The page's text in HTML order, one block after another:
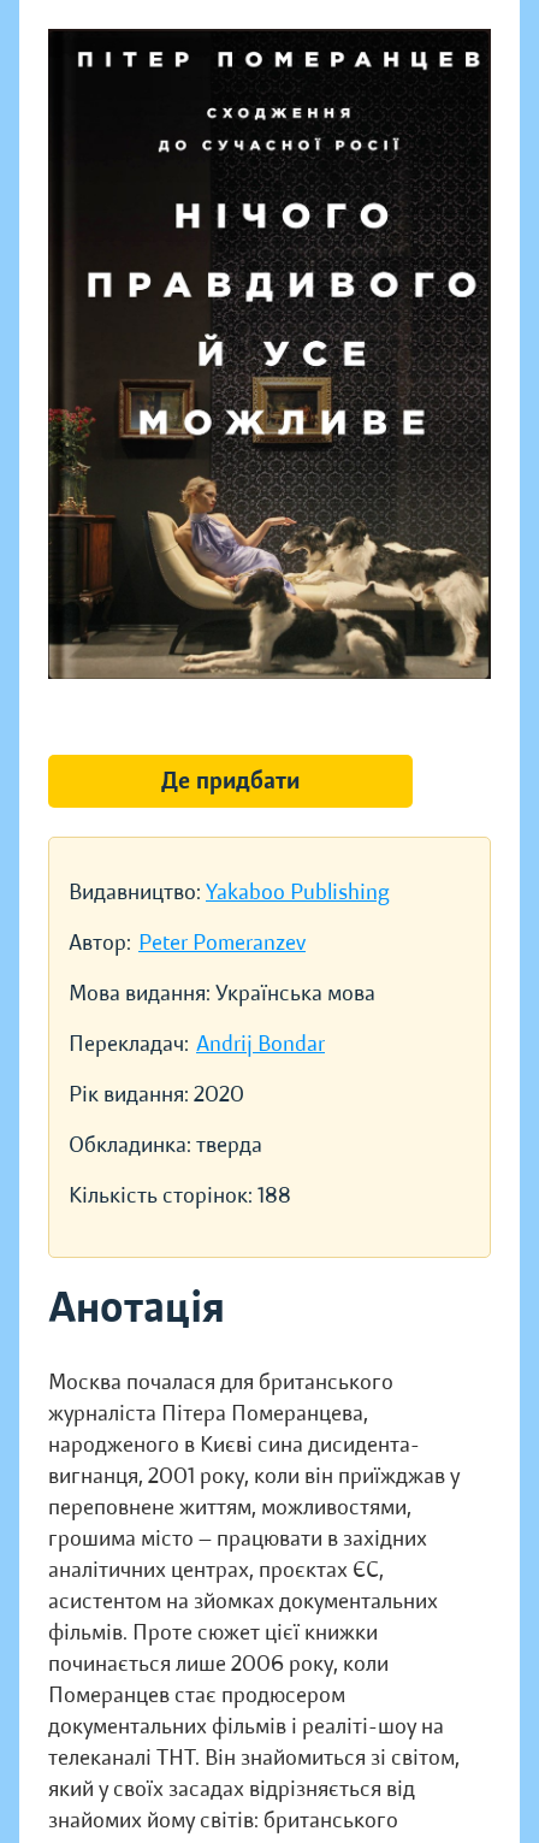
Видавництво: Yakaboo Publishing
Автор: Peter Pomeranzev
Мова видання: Українська мова
Перекладач: Andrij Bondar
Рік видання: 2020
Обкладинка: тверда
Кількість сторінок: 188
Анотація
Москва почалася для британського
журналіста Пітера Померанцева,
народженого в Києві сина дисидента-
вигнанця, 2001 року, коли він приїжджав у
переповнене життям, можливостями,
грошима місто — працювати в західних
аналітичних центрах, проєктах ЄС,
асистентом на зйомках документальних
фільмів. Проте сюжет цієї книжки
починається лише 2006 року, коли
Померанцев стає продюсером
документальних фільмів і реаліті-шоу на
телеканалі ТНТ. Він знайомиться зі світом,
який у своїх засадах відрізняється від
знайомих йому світів: британського
Де придбати